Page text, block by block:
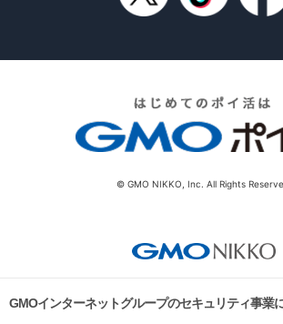
© GMO NIKKO, Inc. All Rights
GMOインターネットグループのセキュリティ事業